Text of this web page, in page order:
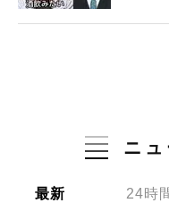
ニ
最新 24時